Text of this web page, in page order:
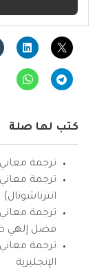
كتب لها صلة
ترجمة معاني
ترجمة معاني
انترناشونال)
ترجمة معاني
فضل إلهي
ترجمة
الإنجليزية